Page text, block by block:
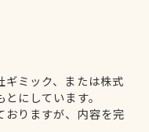
ギミック、または株式
にしています。
おりますが、内容を完